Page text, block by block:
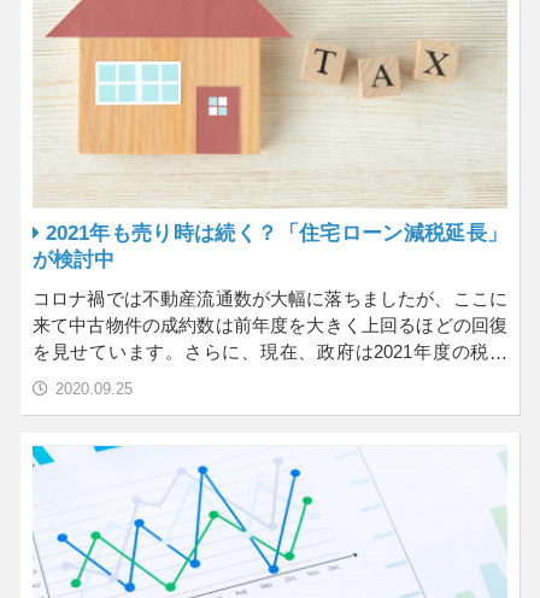
2021年も売り時は続く？「住宅ローン減税延長」
が検討中
コロナ禍では不動産流通数が大幅に落ちましたが、ここに
来て中古物件の成約数は前年度を大きく上回るほどの回復
を見せています。さらに、現在、政府は2021年度の税制
改…
2020.09.25